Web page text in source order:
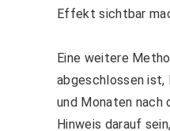
Effekt sichtbar
Eine weitere
abgeschlossen ist,
und Monaten nach
Hinweis darauf